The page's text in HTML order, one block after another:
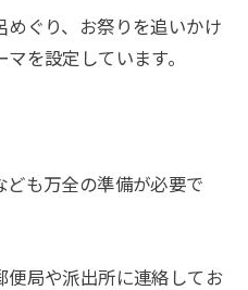
めぐり、お祭りを追いかけ
を設定しています。
ども万全の準備が必要で
便局や派出所に連絡してお